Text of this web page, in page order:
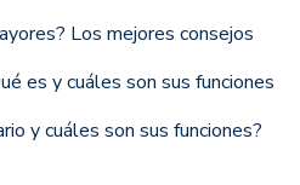
Los mejores consejos
es y cuáles son sus funciones
y cuáles son sus funciones?